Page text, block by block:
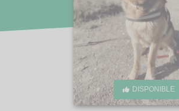
DISPONIBLE